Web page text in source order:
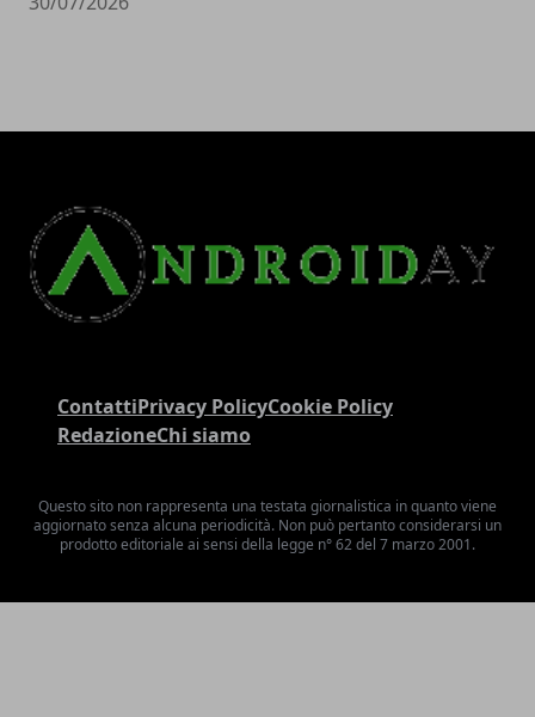
ContattiPrivacy PolicyCookie Policy
RedazioneChi siamo
Questo sito non rappresenta una testata giornalistica in quanto viene
aggiornato senza alcuna periodicità. Non può pertanto considerarsi un
prodotto editoriale ai sensi della legge n° 62 del 7 marzo 2001.